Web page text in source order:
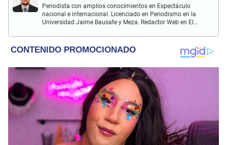
Periodista con amplios conocimientos en Espectáculo
nacional e internacional. Licenciado en Periodismo en la
Universidad Jaime Bausate y Meza. Redactor Web en El
películas, series, videojuegos y espectáculo.